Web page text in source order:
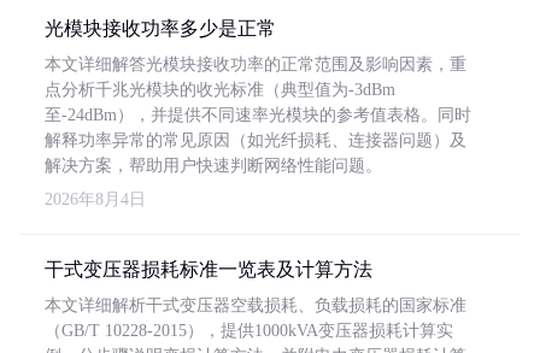
光模块接收功率多少是正常
本文详细解答光模块接收功率的正常范围及影响因素，重
点分析千兆光模块的收光标准（典型值为-3dBm
至-24dBm），并提供不同速率光模块的参考值表格。同时
解释功率异常的常见原因（如光纤损耗、连接器问题）及
解决方案，帮助用户快速判断网络性能问题。
2026年8月4日
干式变压器损耗标准一览表及计算方法
本文详细解析干式变压器空载损耗、负载损耗的国家标准
（GB/T 10228-2015），提供1000kVA变压器损耗计算实